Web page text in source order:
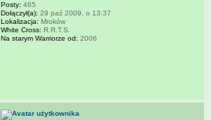
Posty: 465
Dołączył(a): 29 paź 2009, o 13:37
Lokalizacja: Mroków
White Cross: R.R.T.S.
Na starym Warriorze od: 2006